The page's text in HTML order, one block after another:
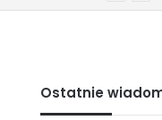
Ostatnie